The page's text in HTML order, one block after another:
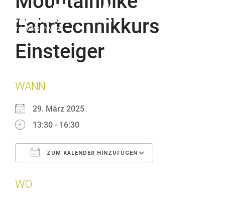
Fahrtechnikkurs
Einsteiger
WANN
29. März 2025
13:30 - 16:30
ZUM KALENDER HINZUFÜGEN
WO